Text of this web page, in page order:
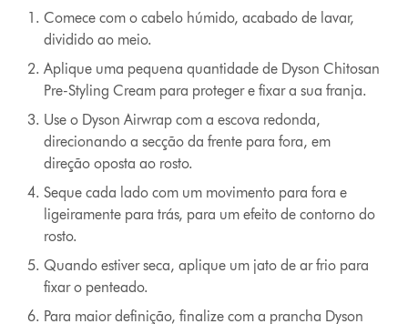
Comece com o cabelo húmido, acabado de lavar,
dividido ao meio.
Aplique uma pequena quantidade de Dyson Chitosan
Pre-Styling Cream para proteger e fixar a sua franja.
Use o Dyson Airwrap com a escova redonda,
direcionando a secção da frente para fora, em
direção oposta ao rosto.
Seque cada lado com um movimento para fora e
ligeiramente para trás, para um efeito de contorno do
rosto.
Quando estiver seca, aplique um jato de ar frio para
fixar o penteado.
Para maior definição, finalize com a prancha Dyson